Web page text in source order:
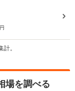
。
場を調べる